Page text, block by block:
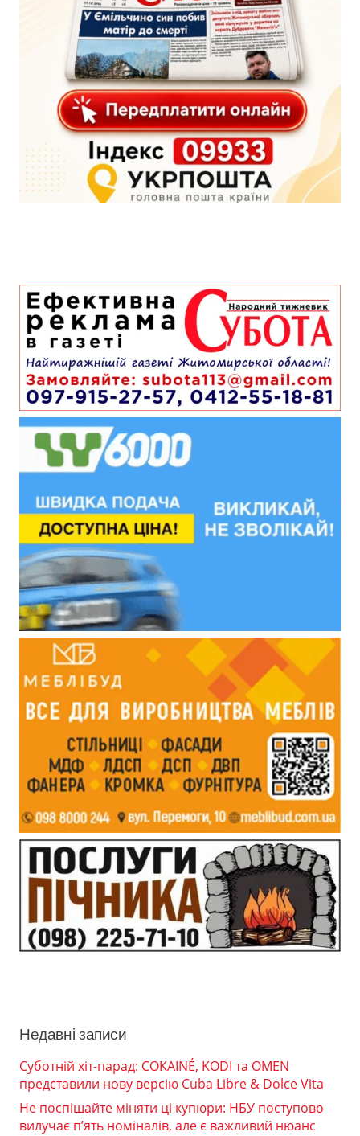
Недавні записи
Суботній хіт-парад: COKAINÉ, KODI та OMEN
представили нову версію Cuba Libre & Dolce Vita
Не поспішайте міняти ці купюри: НБУ поступово
вилучає п’ять номіналів, але є важливий нюанс